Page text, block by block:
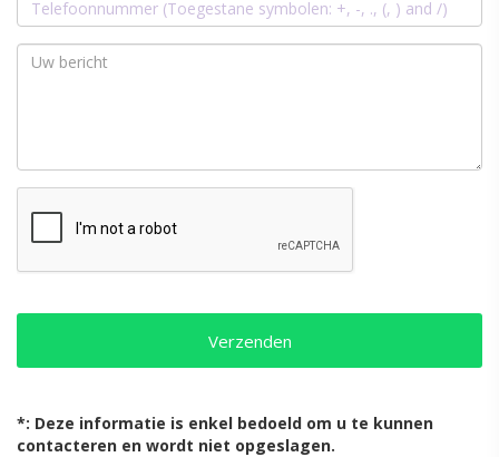
*: Deze informatie is enkel bedoeld om u te kunnen
contacteren en wordt niet opgeslagen.